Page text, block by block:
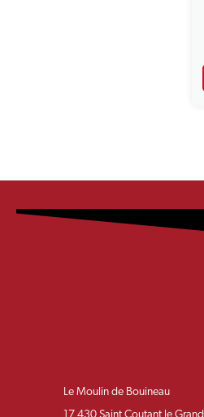
Le Moulin de Bouineau